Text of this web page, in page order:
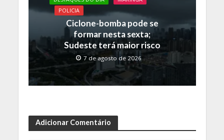
POLICIA
Ciclone-bomba pode se
formar nesta sexta;
Sudeste terá maior risco
7 de agosto de 2026
Adicionar Comentário